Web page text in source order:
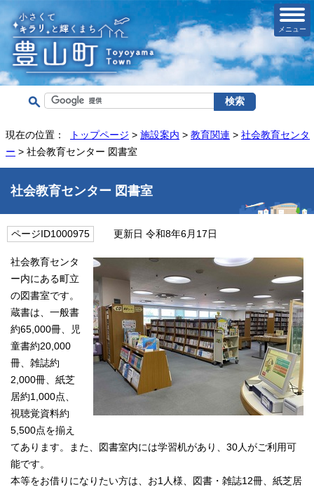
メニュー
現在の位置： トップページ > 施設案内 > 教育関連 > 社会教育センタ
ー > 社会教育センター 図書室
社会教育センター 図書室
ページID1000975 更新日 令和8年6月17日
社会教育センタ
ー内にある町立
の図書室です。
蔵書は、一般書
約65,000冊、児
童書約20,000
冊、雑誌約
2,000冊、紙芝
居約1,000点、
視聴覚資料約
5,500点を揃え
てあります。また、図書室内には学習机があり、30人がご利用可
能です。
本等をお借りになりたい方は、お1人様、図書・雑誌12冊、紙芝居